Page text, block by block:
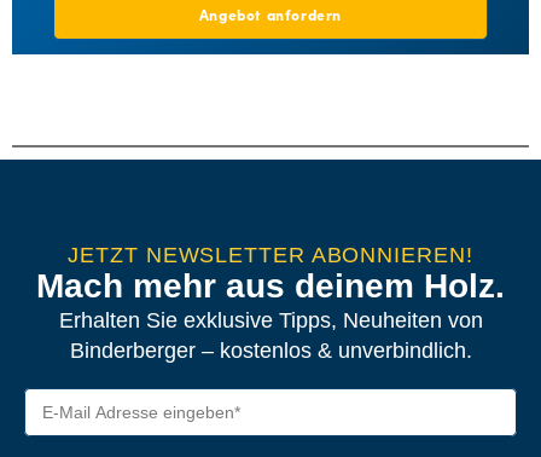
Angebot anfordern
JETZT NEWSLETTER ABONNIEREN!
Mach mehr aus deinem Holz.
Erhalten Sie exklusive Tipps, Neuheiten von
Binderberger – kostenlos & unverbindlich.